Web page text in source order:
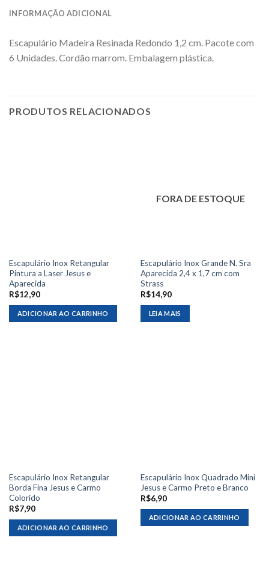
INFORMAÇÃO ADICIONAL
Escapulário Madeira Resinada Redondo 1,2 cm. Pacote com
6 Unidades. Cordão marrom. Embalagem plástica.
PRODUTOS RELACIONADOS
Escapulário Inox Retangular
Pintura a Laser Jesus e
Aparecida
R$12,90
ADICIONAR AO CARRINHO
FORA DE ESTOQUE
Escapulário Inox Grande N. Sra
Aparecida 2,4 x 1,7 cm com
Strass
R$14,90
LEIA MAIS
Escapulário Inox Retangular
Borda Fina Jesus e Carmo
Colorido
R$7,90
ADICIONAR AO CARRINHO
Escapulário Inox Quadrado Mini
Jesus e Carmo Preto e Branco
R$6,90
ADICIONAR AO CARRINHO